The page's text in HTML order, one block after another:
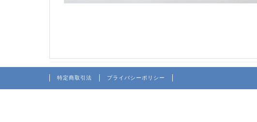
特定商取引法 プライバシーポリシー